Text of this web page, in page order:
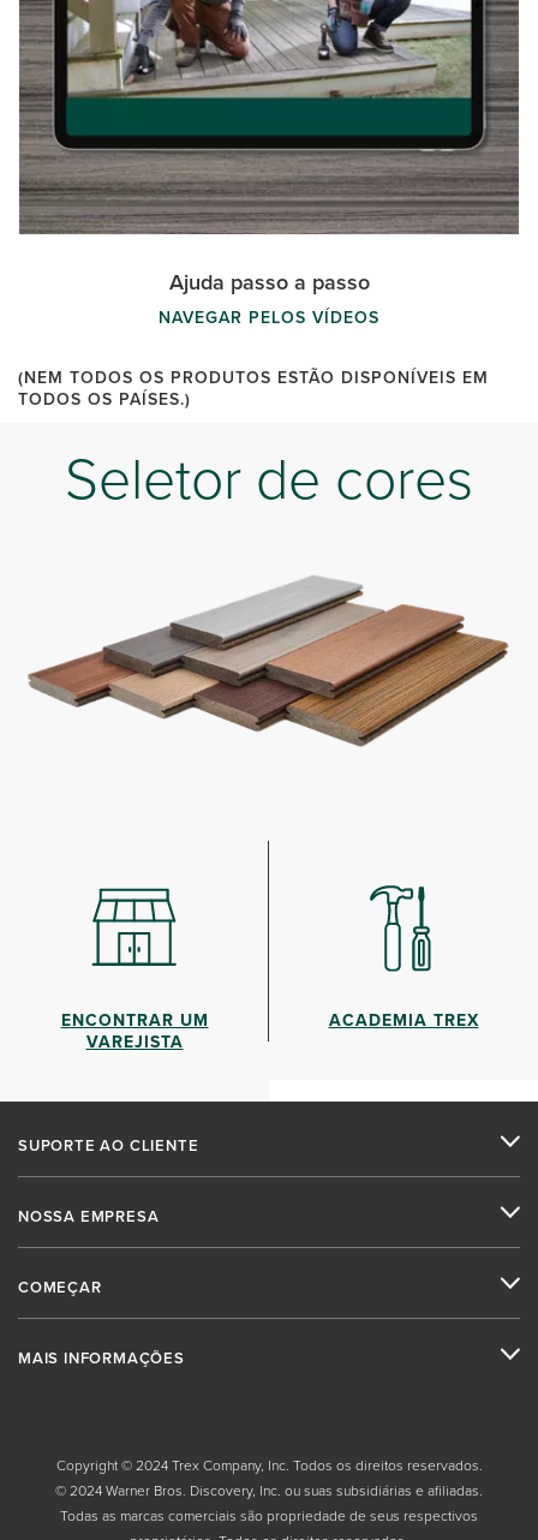
Ajuda passo a passo
NAVEGAR PELOS VÍDEOS
(NEM TODOS OS PRODUTOS ESTÃO DISPONÍVEIS EM
TODOS OS PAÍSES.)
Seletor de cores
ENCONTRAR UM
VAREJISTA
ACADEMIA TREX
SUPORTE AO CLIENTE
NOSSA EMPRESA
COMEÇAR
MAIS INFORMAÇÕES
Copyright © 2024 Trex Company, Inc. Todos os direitos reservados.
© 2024 Warner Bros. Discovery, Inc. ou suas subsidiárias e afiliadas.
Todas as marcas comerciais são propriedade de seus respectivos